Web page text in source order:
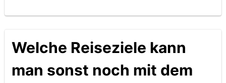
Welche Reiseziele kann
man sonst noch mit dem